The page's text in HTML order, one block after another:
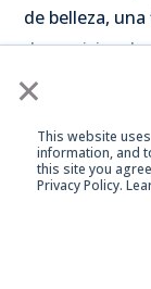
×
This website
information, and
this site you
Privacy Policy.
de belleza,
de servicios
puede
Las
forma de